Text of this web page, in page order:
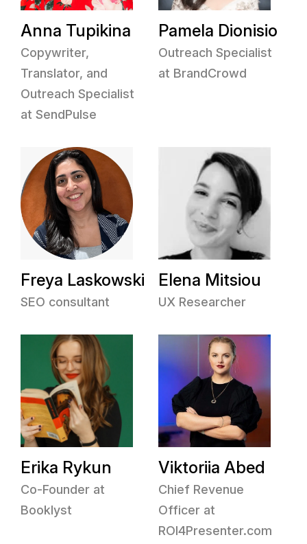
Anna Tupikina
Copywriter,
Translator, and
Outreach Specialist
at SendPulse
Pamela Dionisio
Outreach Specialist
at BrandCrowd
Freya Laskowski
SEO consultant
Elena Mitsiou
UX Researcher
Erika Rykun
Co-Founder at
Booklyst
Viktoriia Abed
Chief Revenue
Officer at
ROI4Presenter.com